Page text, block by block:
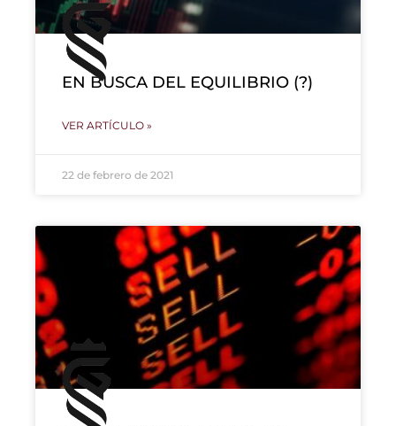
EN BUSCA DEL EQUILIBRIO (?)
VER ARTÍCULO »
22 de febrero de 2021